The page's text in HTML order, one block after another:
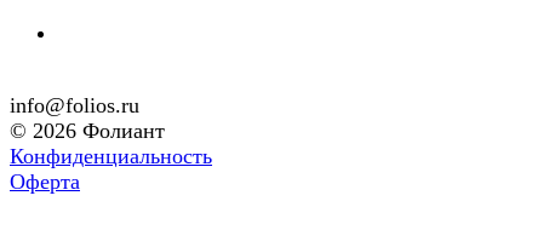
info@folios.ru
© 2026 Фолиант
Конфиденциальность
Оферта